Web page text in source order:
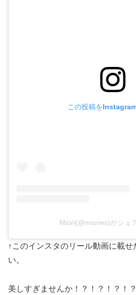
この投稿を
Miori(@miories)がシェ
↑このインスタのリール動画に載せ
い。
美しすぎませんか！？！？！？！？